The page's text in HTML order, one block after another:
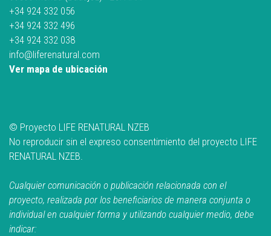
+34 924 332 056
+34 924 332 496
+34 924 332 038
info@liferenatural.com
Ver mapa de ubicación
© Proyecto LIFE RENATURAL NZEB
No reproducir sin el expreso consentimiento del proyecto LIFE
RENATURAL NZEB.
Cualquier comunicación o publicación relacionada con el
proyecto, realizada por los beneficiarios de manera conjunta o
individual en cualquier forma y utilizando cualquier medio, debe
indicar: